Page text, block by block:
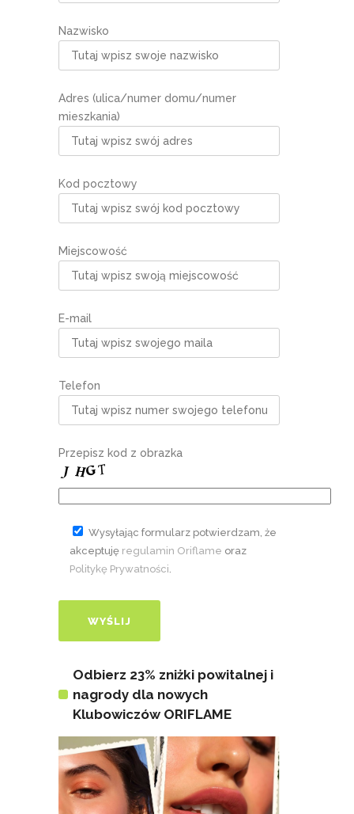
Nazwisko
Adres (ulica/numer domu/numer
mieszkania)
Kod pocztowy
Miejscowość
E-mail
Telefon
Przepisz kod z obrazka
Wysyłając formularz potwierdzam, że
akceptuję regulamin Oriflame oraz
Politykę Prywatności
Odbierz 23% zniżki powitalnej i
nagrody dla nowych
Klubowiczów ORIFLAME